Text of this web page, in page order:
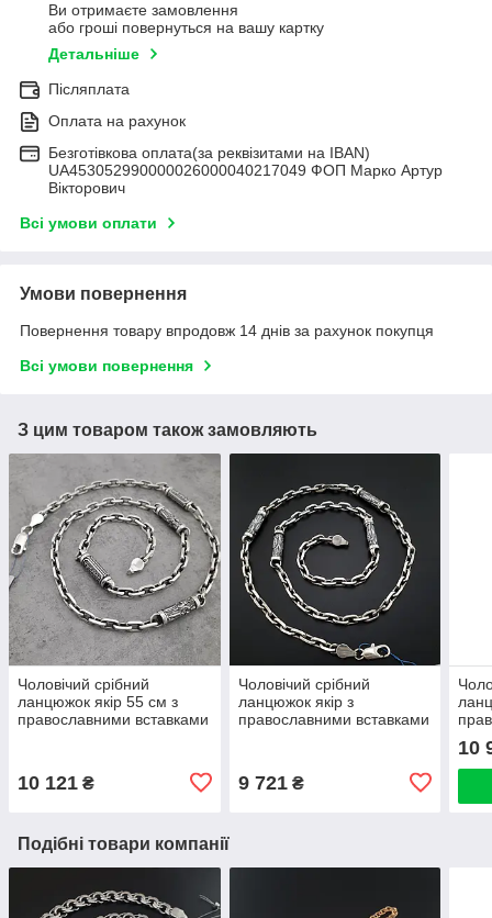
Ви отримаєте замовлення
або гроші повернуться на вашу картку
Детальніше
Післяплата
Оплата на рахунок
Безготівкова оплата(за реквізитами на IBAN)
UA453052990000026000040217049 ФОП Марко Артур
Вікторович
Всі умови оплати
Умови повернення
Повернення товару впродовж 14 днів за рахунок покупця
Всі умови повернення
З цим товаром також замовляють
Чоловічий срібний
ланцюжок якір 55 см з
православними вставками
10 121 ₴
Чоловічий срібний
ланцюжок якір з
православними вставками
9 721₴
10
Подібні товари компанії